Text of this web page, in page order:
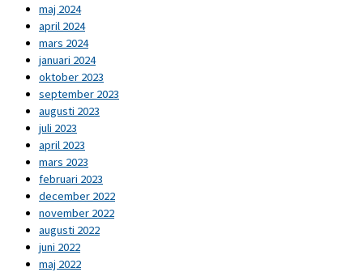
maj 2024
april 2024
mars 2024
januari 2024
oktober 2023
september 2023
augusti 2023
juli 2023
april 2023
mars 2023
februari 2023
december 2022
november 2022
augusti 2022
juni 2022
maj 2022